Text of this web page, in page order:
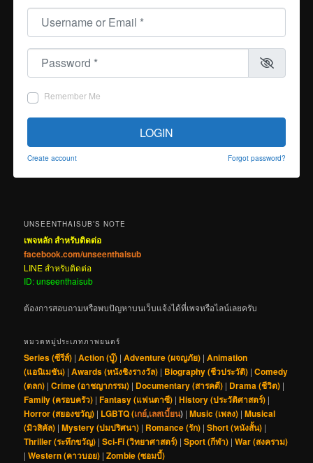
Username or Email
Password
Remember Me
LOGIN
Create account Forgot password?
UNSEENTHAISUB’S NOTE
เพจหลัก สำหรับติดต่อ
facebook.com/unseenthaisub
LINE สำหรับติดต่อ
ID: unseenthaisub
ต้องการสอบถามหรือพบปัญหาบนเว็บแจ้งได้ที่เพจหรือไลน์เลยครับ
หมวดหมู่ประเภทภาพยนตร์
Series (ซีรีส์) |Action (บู๊) |Adventure (ผจญภัย) |Animation
(แอนิเมชัน) |Awards (หนังชิงรางวัล) | Biography (ชีวประวัติ) |Comedy
(ตลก) |Crime (อาชญากรรม) | Documentary (สารคดี) | Drama (ชีวิต) |
Family (ครอบครัว) |Fantasy (แฟนตาซี) |History (ประวัติศาสตร์) |
Horror (สยองขวัญ) | LGBTQ (เกย์,เลสเบี้ยน) |Music (เพลง) |Musical
(มิวสิคัล) |Mystery (ปมปริศนา) | Romance (รัก) |Short (หนังสั้น) |
Thriller (ระทึกขวัญ) |Sci-Fi (วิทยาศาสตร์) |Sport (กีฬา) |War (สงคราม)
|Western (คาวบอย) |Zombie (ซอมบี้)